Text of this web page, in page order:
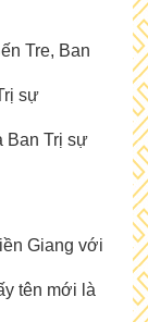
Tre, Ban
sự
Ban Trị sự
Giang với
tên mới là